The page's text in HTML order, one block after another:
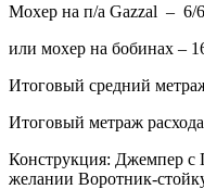
Мохер на п/а Gazzal – 6/
или мохер на бобинах –
Итоговый средний
Итоговый метраж
Конструкция: Джемпер с
желании Воротник-